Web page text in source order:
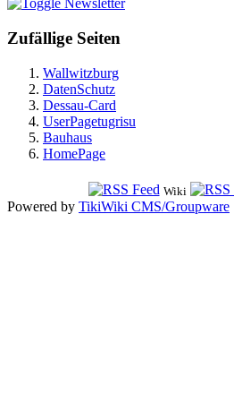
Newsletter
Zufällige Seiten
Wallwitzburg
DatenSchutz
Dessau-Card
UserPagetugrisu
Bauhaus
HomePage
Wiki
Powered by TikiWiki CMS/Groupware